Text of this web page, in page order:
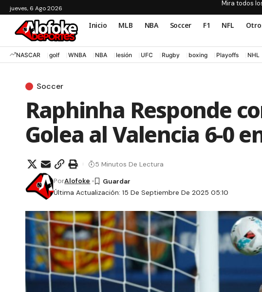
jueves, 6 Ago 2026
Mira todos
Inicio MLB NBA Soccer F1 NFL
NASCAR golf WNBA NBA lesión UFC Rugby boxing Playoffs NHL
Soccer
Raphinha Responde
Golea al Valencia 6-0
Última Actualización: 15 De Septiembre De 2025 05:10
PorAlofoke
5 Minutos De Lectura